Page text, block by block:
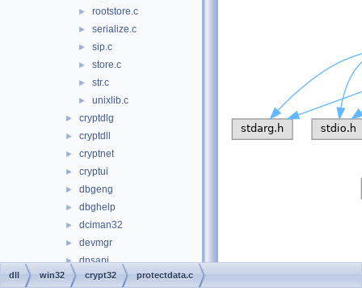
► rootstore.c
► serialize.c
► sip.c
► store.c
► str.c
► unixlib.c
► cryptdlg
► cryptdll
► cryptnet
► cryptui
► dbgeng
► dbghelp
► dciman32
► devmgr
► dnsapi
► dwmapi
dll win32 crypt32 protectdata.c